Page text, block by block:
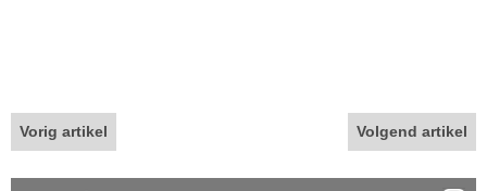
Vorig artikel Volgend artikel